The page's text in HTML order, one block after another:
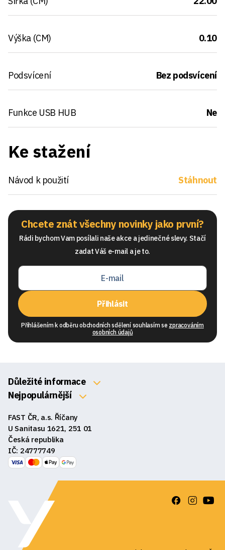
Výška (CM) 0.10
Podsvícení Bez podsvícení
Funkce USB HUB Ne
Ke stažení
Návod k použití Stáhnout
Chcete znát všechny novinky jako první?
Rádi bychom Vam posílali naše akce a jedinečné slevy. Stačí
zadat Váš e-mail a je to.
Přihlásit
Přihlášením k odběru obchodních sdělení souhlasím se zpracováním
osobních údajů
Důležité informace
O nás
Obchodní podmínky
Reklamace a vrácení zboží
GDPR
Nejpopulárnější
Sluchátka
Reproduktory
FAST ČR, a.s. Říčany
U Sanitasu 1621, 251 01
Česká republika
IČ: 24777749